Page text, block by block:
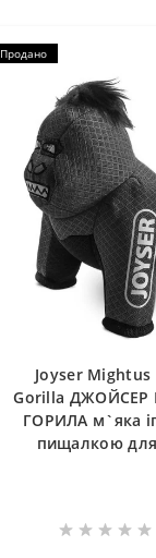
Продано
Joyser
Gorilla ДЖОЙСЕР
ГОРИЛА м`яка
пищалкою